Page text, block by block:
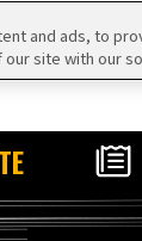
and ads, to
site with our